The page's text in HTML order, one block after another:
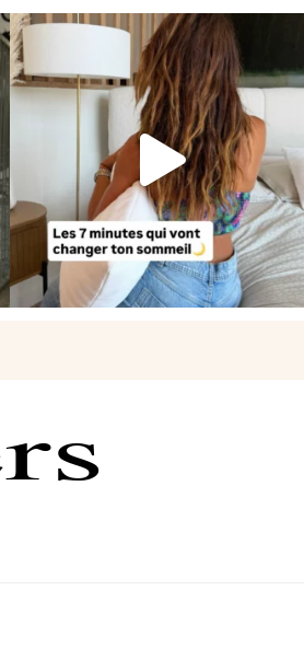
Le sommeil est essentiel à notre bien-
être… et...
102 14